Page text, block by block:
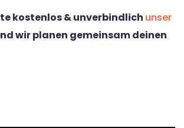
kostenlos & unverbindlich unser
wir planen gemeinsam deinen